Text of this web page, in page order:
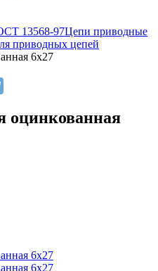
13568-97Цепи приводные
приводных цепей
6х27
оцинкованная